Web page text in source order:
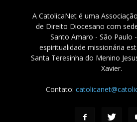
A CatolicaNet é uma
de Direito Diocesano com
Santo Amaro - São Paulo
espiritualidade missionária
Santa Teresinha do Menino
Xavier.
Contato: